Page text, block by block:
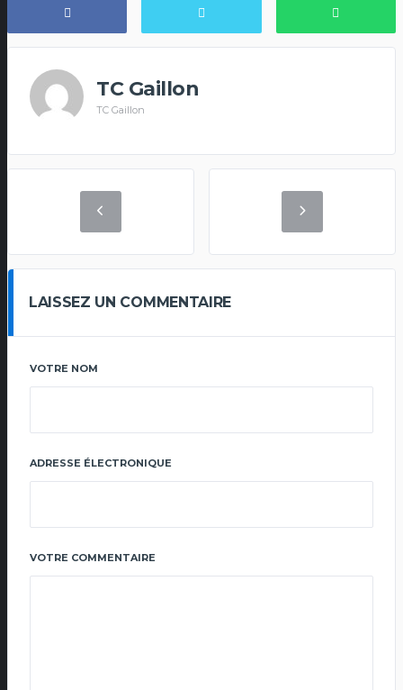
TC Gaillon
TC Gaillon
LAISSEZ UN COMMENTAIRE
VOTRE NOM
ADRESSE ÉLECTRONIQUE
VOTRE COMMENTAIRE